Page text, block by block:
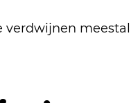
verdwijnen